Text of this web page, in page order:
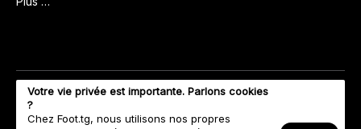
Votre vie privée est importante. Parlons cookies
?
Chez Foot.tg, nous utilisons nos propres